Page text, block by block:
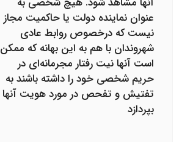
عنوان نماینده دولت یا حاکمیت مجاز
نیست که درخصوص روابط عادی
شهروندان با هم به این بهانه که ممکن
است آنها نیت رفتار مجرمانه‌ای در
حریم شخصی خود را داشته باشند به
تفتیش و تفحص در مورد هویت آنها
بپردازد